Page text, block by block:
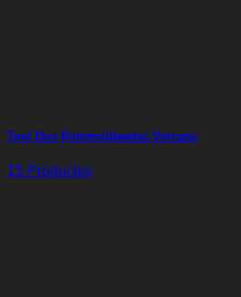
Tool Box Rotomoldeadas Volcano
15 Productos